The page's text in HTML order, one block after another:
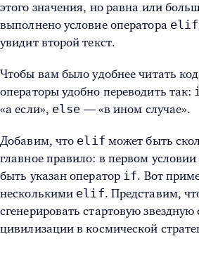
этого значения, но равна или
выполнено условие оператора elif
увидит второй текст.
Чтобы вам было удобнее читать
операторы удобно переводить так:
«а если», else — «в ином случае».
Добавим, что elif может быть
главное правило: в первом
быть указан оператор if. Вот
несколькими elif. Представим,
сгенерировать стартовую
цивилизации в космической